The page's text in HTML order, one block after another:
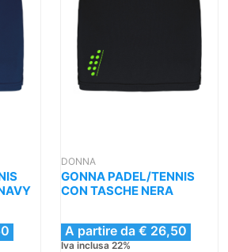
DONNA
GONNA PADEL/TENNIS
CON TASCHE NERA
A partire da € 26,50
Iva inclusa 22%